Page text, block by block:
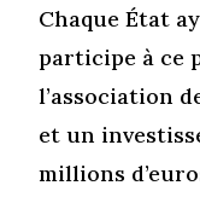
Chaque État
participe à ce
l’association
et un
millions